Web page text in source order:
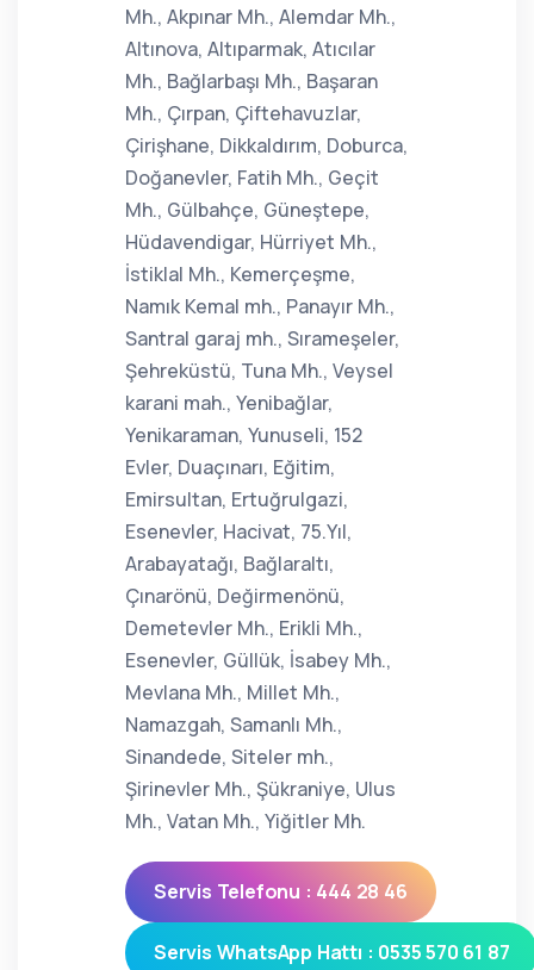
Mh., Akpınar Mh., Alemdar Mh.,
Altınova, Altıparmak, Atıcılar
Mh., Bağlarbaşı Mh., Başaran
Mh., Çırpan, Çiftehavuzlar,
Çirişhane, Dikkaldırım, Doburca,
Doğanevler, Fatih Mh., Geçit
Mh., Gülbahçe, Güneştepe,
Hüdavendigar, Hürriyet Mh.,
İstiklal Mh., Kemerçeşme,
Namık Kemal mh., Panayır Mh.,
Santral garaj mh., Sırameşeler,
Şehreküstü, Tuna Mh., Veysel
karani mah., Yenibağlar,
Yenikaraman, Yunuseli, 152
Evler, Duaçınarı, Eğitim,
Emirsultan, Ertuğrulgazi,
Esenevler, Hacivat, 75.Yıl,
Arabayatağı, Bağlaraltı,
Çınarönü, Değirmenönü,
Demetevler Mh., Erikli Mh.,
Esenevler, Güllük, İsabey Mh.,
Mevlana Mh., Millet Mh.,
Namazgah, Samanlı Mh.,
Sinandede, Siteler mh.,
Şirinevler Mh., Şükraniye, Ulus
Mh., Vatan Mh., Yiğitler Mh.
Servis Telefonu : 444 28 46
Servis WhatsApp Hattı : 0535 570 61 87